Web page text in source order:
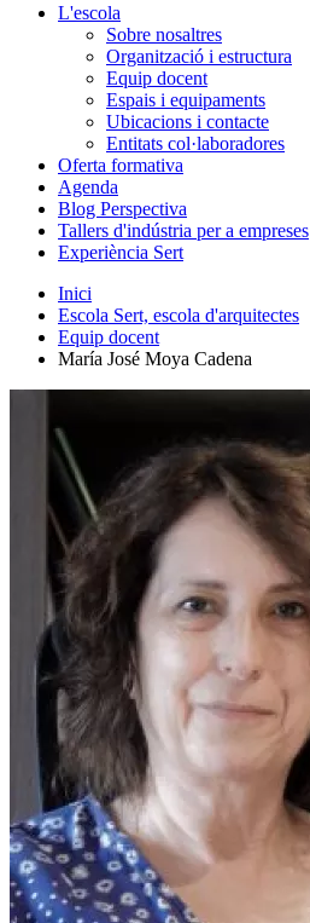
L'escola
Sobre nosaltres
Organització i estructura
Equip docent
Espais i equipaments
Ubicacions i contacte
Entitats col·laboradores
Oferta formativa
Agenda
Blog Perspectiva
Tallers d'indústria per a empreses
Experiència Sert
Inici
Escola Sert, escola d'arquitectes
Equip docent
María José Moya Cadena